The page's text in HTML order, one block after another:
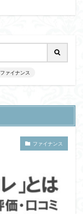
ファイナンス
ファイナンス